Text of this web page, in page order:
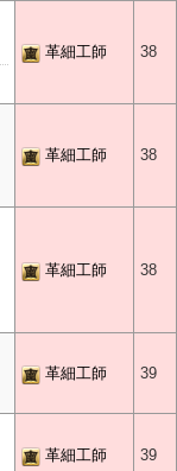
革細工師 38
革細工師 38
革細工師 38
革細工師 39
革細工師 39